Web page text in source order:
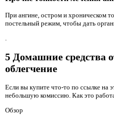
При ангине, остром и хроническом
постельный режим, чтобы дать
.
5 Домашние средства
облегчение
Если вы купите что-то по ссылке на
небольшую комиссию. Как это
Обзор